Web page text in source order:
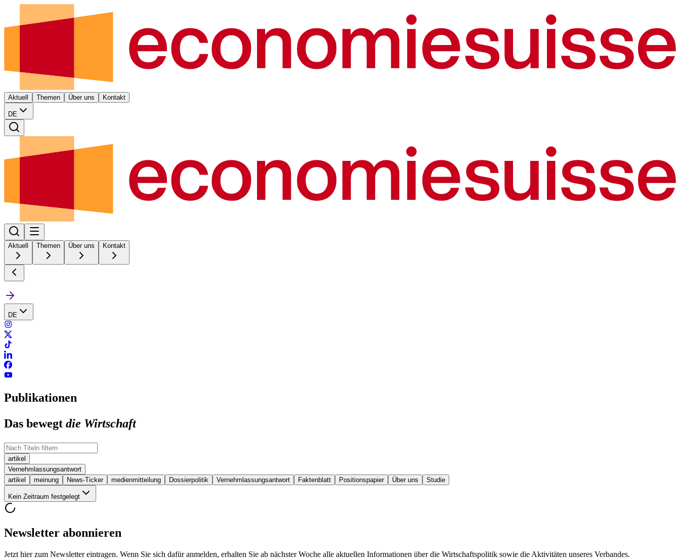
Aktuell Themen Über uns Kontakt
DE
Aktuell Themen Über uns Kontakt
DE
Publikationen
Das bewegt die Wirtschaft
artikel
Vernehmlassungsantwort
artikel
meinung News-Ticker medienmitteilung Dossierpolitik Vernehmlassungsantwort Faktenblatt Positionspapier Über uns Studie
Kein Zeitraum festgelegt
Newsletter abonnieren
Jetzt hier zum Newsletter eintragen. Wenn Sie sich dafür anmelden, erhalten Sie ab nächster Woche alle aktuellen Informationen über die Wirtschaftspolitik sowie die Aktivitäten unseres Verbandes.